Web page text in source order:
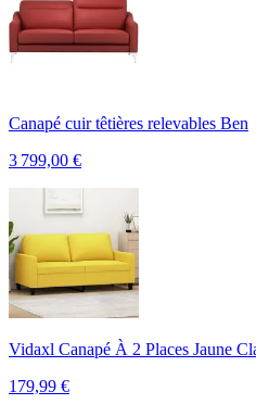
Canapé cuir têtières relevables Ben
3 799,00 €
Vidaxl Canapé À 2 Places Jaune
179,99 €